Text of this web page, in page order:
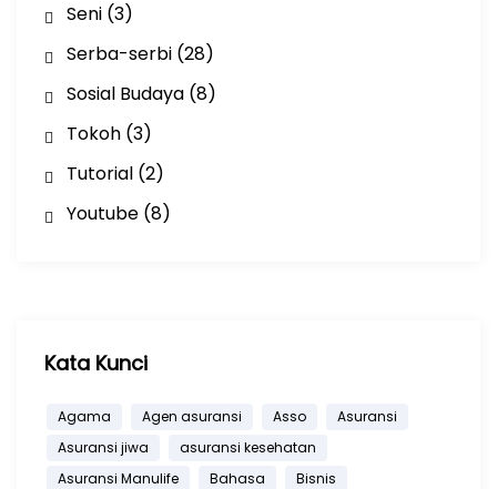
Seni(3)
Serba-serbi(28)
Sosial Budaya(8)
Tokoh(3)
Tutorial(2)
Youtube(8)
Kata Kunci
Agama Agen asuransi Asso
Asuransi
Asuransi jiwa
asuransi kesehatan
Asuransi Manulife
Bahasa
Bisnis